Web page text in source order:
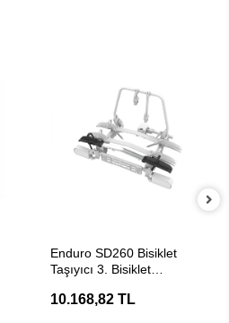
Enduro SD260 Bisiklet
Taşıyıcı 3. Bisiklet
(Gümüş)
10.168,82 TL